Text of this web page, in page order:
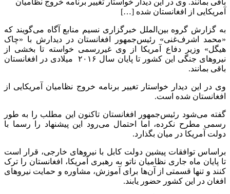
باقی بمانند. وی در این دیدار خواستار تغییر برنامه خروج نظامیان
آمریکایی از افغانستان شده […]
به گزارش گروه بین‌الملل خبرگزاری نسیم منابع آگاه می‌گویند که
«محمد اشرف‌غنی» رئیس‌جمهور افغانستان در دیدارش با «چاک
هیگل» وزیر دفاع آمریکا از وی غیررسمی خواسته تا بخشی از
نیروهای جنگی این کشور تا پایان سال ۲۰۱۶ میلادی در افغانستان
باقی بمانند.
وی در این دیدار خواستار تغییر برنامه خروج نظامیان آمریکایی از
افغانستان شده است.
گفته می‌شود رئیس‌جمهور افغانستان تاکنون این مطلب را به طور
رسمی مطرح نکرده، اما احتمال می‌رود این پیشنهاد را رسما با
دولت آمریکا در میان بگذارد.
براساس توافقات پیشین دولت کابل با نیروهای خارجی، قرار است
تا پایان ماه جاری نظامیان ناتو به رهبری آمریکا، افغانستان را ترک
کنند و تنها قسمتی از آن‌‌ها برای آموزش، مشاوره و حمایت نیروهای
افغان در این کشور حضور یابند.